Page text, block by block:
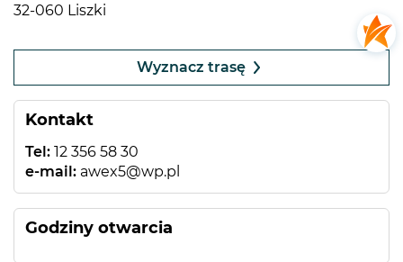
32-060 Liszki
Kontakt
Tel: 12 356 58 30
e-mail: awex5@wp.pl
Godziny otwarcia
−
contributors
Wyznacz trasę